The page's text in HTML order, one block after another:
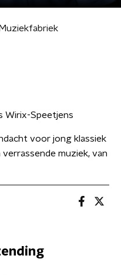
Wirix-Speetjens
voor jong klassiek
muziek, van